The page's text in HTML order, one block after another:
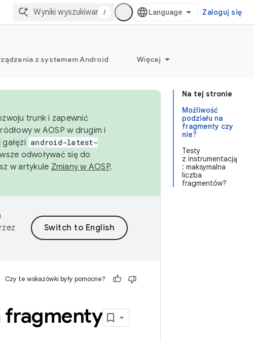
/ Zaloguj się
z systemem Android Więcej
Na tej stronie
Możliwość
podziału na
fragmenty czy
nie?
Testy
z instrumentacją
: maksymalna
liczba
fragmentów?
trunk i zapewnić
w AOSP w drugim i
android-latest-
odwoływać się do
w artykule Zmiany w AOSP.
Czy te wskazówki były pomocne?
fragmenty